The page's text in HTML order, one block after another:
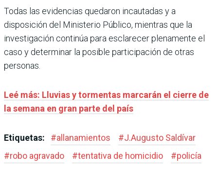
Todas las evidencias quedaron incautadas y a
disposición del Ministerio Público, mientras que la
investigación continúa para esclarecer plenamente el
caso y determinar la posible participación de otras
personas.
Leé más: Lluvias y tormentas marcarán el cierre de
la semana en gran parte del país
Etiquetas: #allanamientos #J.Augusto Saldívar
#robo agravado #tentativa de homicidio #policía